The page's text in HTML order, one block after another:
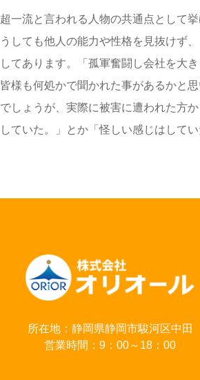
超一流と言われる人物の共通点として
うしても他人の能力や性格を見抜けず
してあります。「孤軍奮闘し会社を大
皆様も何処かで聞かれた事があるかと
でしょうが、実際に被害に遭われた方
していた。」とか「怪しい感じはして
所在地：静岡県静岡市駿河区中田
営業時間：9：00～18：00